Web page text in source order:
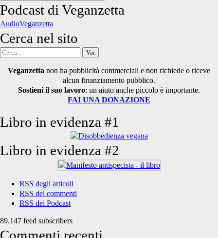
degli
articoli
Podcast di Veganzetta
AudioVeganzetta
Cerca nel sito
Cerca
Veganzetta non ha pubblicità commerciali e non richiede o riceve
alcun finanziamento pubblico.
Sostieni il suo lavoro: un aiuto anche piccolo è importante.
FAI UNA DONAZIONE
Libro in evidenza #1
Libro in evidenza #2
RSS degli articoli
RSS dei commenti
RSS dei Podcast
89.147 feed subscribers